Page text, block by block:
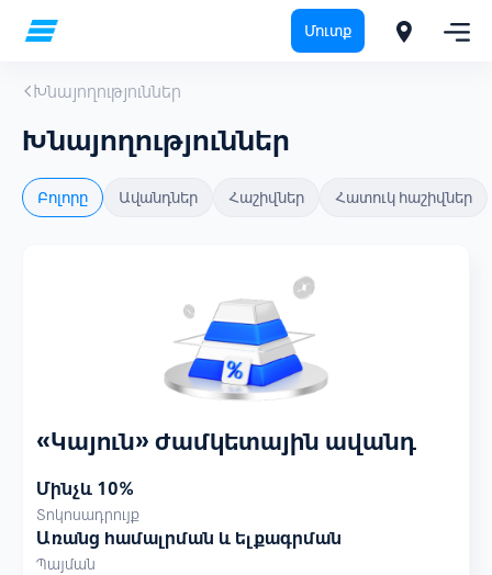
Մուտք
Խնայողություններ
Խնայողություններ
Բոլորը Ավանդներ Հաշիվներ Հատուկ հաշիվներ
«Կայուն» ժամկետային ավանդ
Մինչև 10%
Տոկոսադրույք
Առանց համալրման և ելքագրման
Պայման